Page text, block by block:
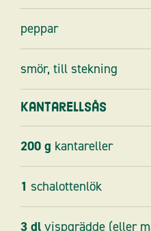
peppar
smör, till stekning
Kantarellsås
200 g kantareller
1 schalottenlök
3 dl vispgrädde (eller